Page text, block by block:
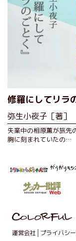
修羅にしてリラ
弥生小夜子［著］
失業中の相原薫が旅先
胸に刻まれていたの…
運営会社 プライバシ